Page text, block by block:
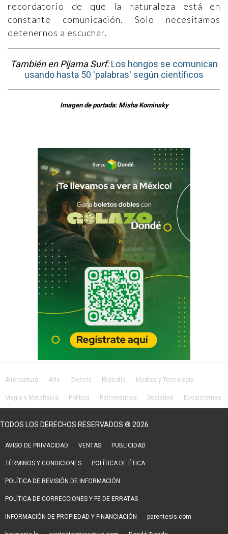
recordatorio de que la naturaleza está en
constante comunicación. Solo necesitamos
detenernos a escuchar.
También en Pijama Surf: Los hongos se comunican
usando hasta 50 'palabras' según científicos
Imagen de portada: Misha Kominsky
Altercultura Arte Ciencia Filosofía Medios y Tecnología
Magia y Metafísica Política Psiconáutica Sociedad Ecosistemas
TODOS LOS DERECHOS RESERVADOS ® 2026
AVISO DE PRIVACIDAD VENTAS PUBLICIDAD
TÉRMINOS Y CONDICIONES POLÍTICA DE ÉTICA
POLÍTICA DE REVISIÓN DE INFORMACIÓN
POLÍTICA DE CORRECCIONES Y FE DE ERRATAS
INFORMACIÓN DE PROPIEDAD Y FINANCIACIÓN parentesis.com